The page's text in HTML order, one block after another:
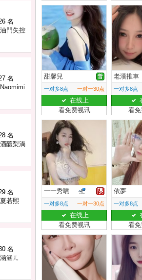
名
油門失控
名
Naomimi
名
酒釀梨渦
名
夏若熙
名
涵涵ㄦ
甜馨兒
一对多8点 一对一30点
在线上
看免费视讯
老漢推車
一对多8点
看
一一秀噴
一对多8点 一对一30点
在线上
看免费视讯
依夢
一对多8点
看